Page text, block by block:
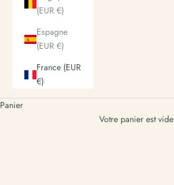
(EUR €)
Espagne
(EUR €)
France (EUR
€)
Panier
Votre panier est vide